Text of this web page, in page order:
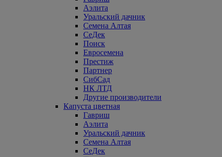
Аэлита
Уральский дачник
Семена Алтая
СеДек
Поиск
Евросемена
Престиж
Партнер
СибСад
НК ЛТД
Другие производители
Капуста цветная
Гавриш
Аэлита
Уральский дачник
Семена Алтая
СеДек